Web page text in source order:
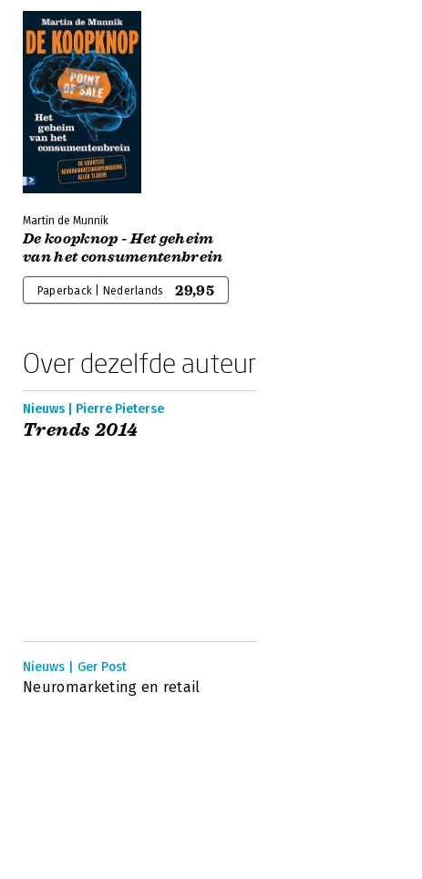
Martin de Munnik
De koopknop - Het geheim
van het consumentenbrein
Paperback | Nederlands 29,95
Over dezelfde auteur
Nieuws | Pierre Pieterse
Trends 2014
Nieuws | Ger Post
Neuromarketing en retail